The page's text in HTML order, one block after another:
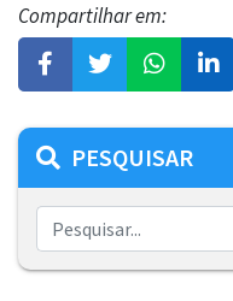
Compartilhar em:
PESQUISAR